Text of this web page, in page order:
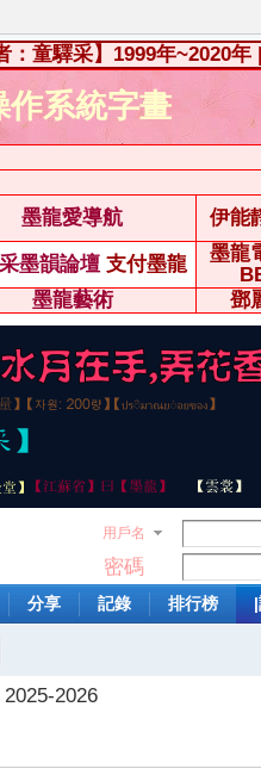
：童驛采】1999年~2020年
作系統字畫
墨龍愛導航 伊能
墨韻論壇 支付墨龍
墨龍
墨龍藝術 鄧
用戶名
密碼
分享 記錄 排行榜
2026